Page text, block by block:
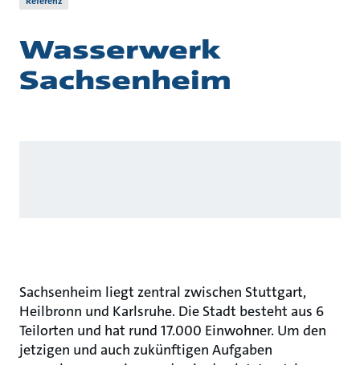
Wasserwerk
Sachsenheim
Sachsenheim liegt zentral zwischen Stuttgart,
Heilbronn und Karlsruhe. Die Stadt besteht aus 6
Teilorten und hat rund 17.000 Einwohner. Um den
jetzigen und auch zukünftigen Aufgaben